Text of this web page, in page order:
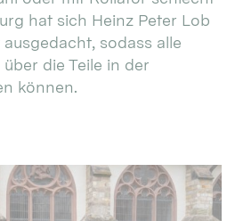
hat sich Heinz Peter Lob
sodass alle
die Teile in der
können.